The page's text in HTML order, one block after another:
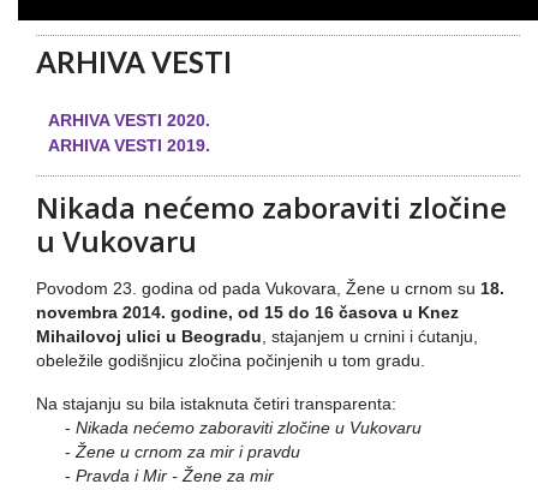
ARHIVA VESTI
ARHIVA VESTI 2020.
ARHIVA VESTI 2019.
Nikada nećemo zaboraviti zločine
u Vukovaru
Povodom 23. godina od pada Vukovara, Žene u crnom su 18.
novembra 2014. godine, od 15 do 16 časova u Knez
Mihailovoj ulici u Beogradu, stajanjem u crnini i ćutanju,
obeležile godišnjicu zločina počinjenih u tom gradu.
Na stajanju su bila istaknuta četiri transparenta:
- Nikada nećemo zaboraviti zločine u Vukovaru
-Žene u crnom za mir i pravdu
- Pravda i Mir - Žene za mir